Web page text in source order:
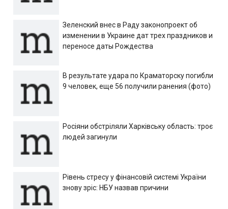
Зеленский внес в Раду законопроект об
изменении в Украине дат трех праздников и
переносе даты Рождества
В результате удара по Краматорску погибли
9 человек, еще 56 получили ранения (фото)
Росіяни обстріляли Харківську область: троє
людей загинули
Рівень стресу у фінансовій системі України
знову зріс: НБУ назвав причини